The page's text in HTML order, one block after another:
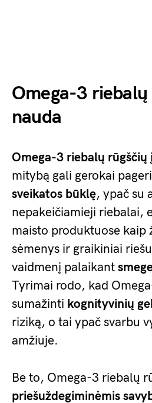
Omega-3 riebalų
nauda
Omega-3 riebalų rūgščių
mitybą gali gerokai
sveikatos būklę, ypač su
nepakeičiamieji riebalai,
maisto produktuose kaip
sėmenys ir graikiniai
vaidmenį palaikant
Tyrimai rodo, kad
sumažinti kognityvinių
riziką, o tai ypač svarbu
amžiuje.
Be to, Omega-3 riebalų
priešuždegiminėmis